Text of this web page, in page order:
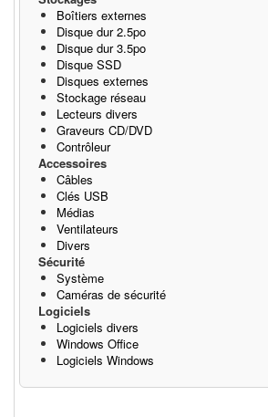
Boîtiers externes
Disque dur 2.5po
Disque dur 3.5po
Disque SSD
Disques externes
Stockage réseau
Lecteurs divers
Graveurs CD/DVD
Contrôleur
Accessoires
Câbles
Clés USB
Médias
Ventilateurs
Divers
Sécurité
Système
Caméras de sécurité
Logiciels
Logiciels divers
Windows Office
Logiciels Windows